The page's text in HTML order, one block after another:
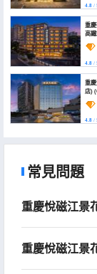
4.8 /
重
高
4.8 /
重
店) (Chongqing Grand
4.8 /
常見問題
重慶悅磁江景
重慶悅磁江景